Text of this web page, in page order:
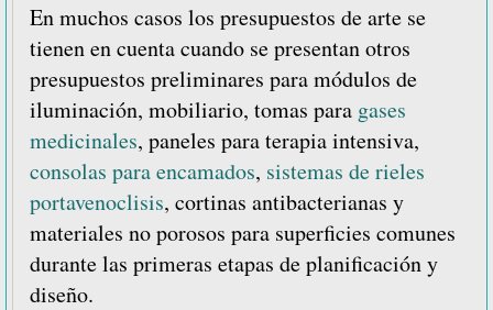
En muchos casos los presupuestos de arte se
tienen en cuenta cuando se presentan otros
presupuestos preliminares para módulos de
iluminación, mobiliario, tomas para gases
medicinales, paneles para terapia intensiva,
consolas para encamados, sistemas de rieles
portavenoclisis, cortinas antibacterianas y
materiales no porosos para superficies comunes
durante las primeras etapas de planificación y
diseño.